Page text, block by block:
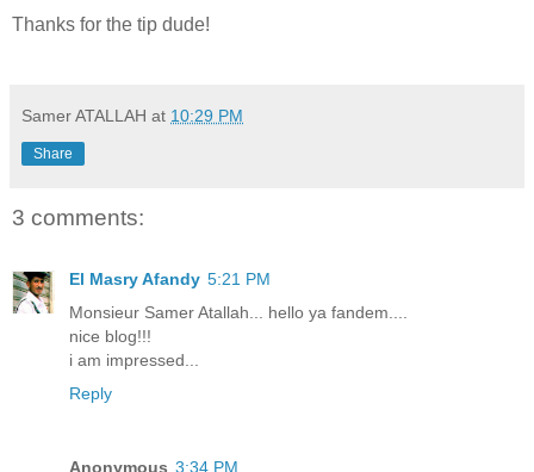
Thanks for the tip dude!
Samer ATALLAH at 10:29 PM
Share
3 comments:
El Masry Afandy 5:21 PM
Monsieur Samer Atallah... hello ya fandem....
nice blog!!!
i am impressed...
Reply
Anonymous 3:34 PM